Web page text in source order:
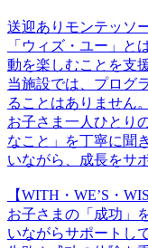
送迎あり モンテッソ
「ウィズ・ユー」と
動を楽しむことを支
当施設では、プログ
ることはありません。
お子さま一人ひとり
なこと」を丁寧に聞
いながら、成長をサ
【WITH・WE’S・
お子さまの「成功」
いながらサポートし